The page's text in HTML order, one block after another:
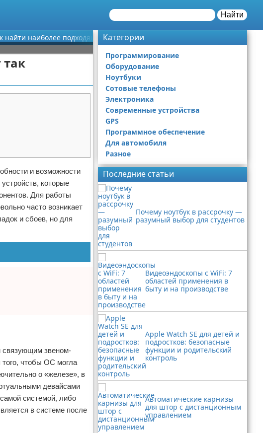
Найти
найти наиболее подходящий драйвер?
и возможности
которые
Для работы
часто возникает
и сбоев, но для
связующим звеном-
чтобы ОС могла
о «железе», в
девайсами
системой, либо
в системе после
Категории
Программирование
Оборудование
Ноутбуки
Сотовые телефоны
Электроника
Современные устройства
GPS
Программное обеспечение
Для автомобиля
Разное
Последние статьи
Почему ноутбук в рассрочку —
разумный выбор для студентов
Видеоэндоскопы с WiFi: 7
областей применения в
быту и на производстве
Apple Watch SE для детей и
подростков: безопасные
функции и родительский
контроль
Автоматические карнизы
для штор с дистанционным
управлением